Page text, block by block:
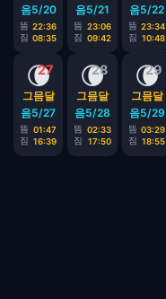
음5/20
뜸 22:36
짐 08:35
음5/21
뜸 23:06
짐 09:42
음5/22
뜸 23:34
짐 10:48
27
🌘
그믐달
음5/27
뜸 01:47
짐 16:39
28
🌘
그믐달
음5/28
뜸 02:33
짐
17:50
29
🌘
그믐달
음5/29
뜸 03:29
짐 18:55